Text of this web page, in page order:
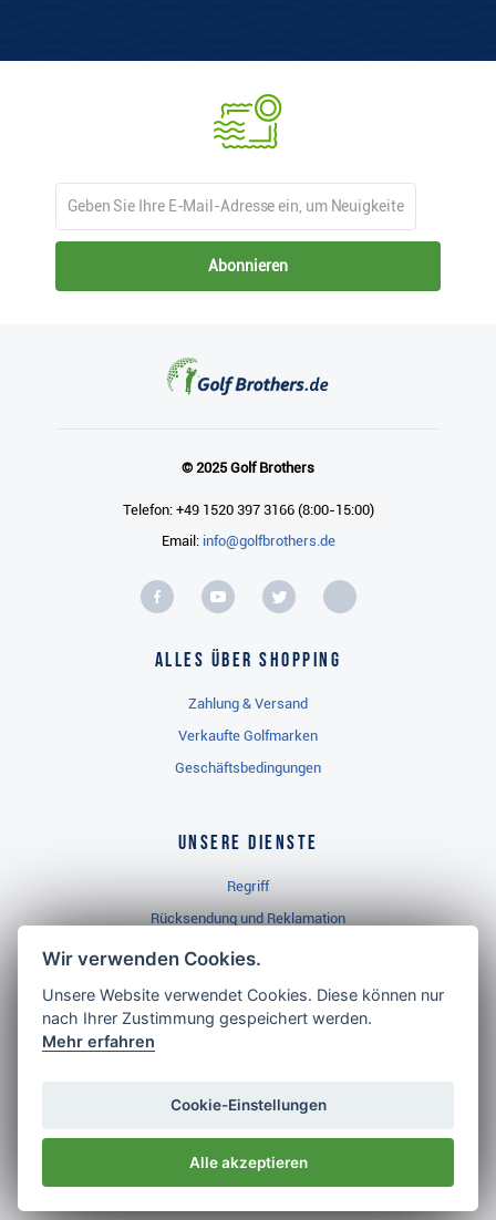
Abonnieren
© 2025 Golf Brothers
Telefon: +49 1520 397 3166 (8:00-15:00)
Email: info@golfbrothers.de
Alles über Shopping
Zahlung & Versand
Verkaufte Golfmarken
Geschäftsbedingungen
Unsere Dienste
Regriff
Rücksendung und Reklamation
Widerrufsbelehrung
Golf Brothers.de
Neuheiten
Impressum
Wir verwenden Cookies.
Unsere Website verwendet Cookies. Diese können nur
nach Ihrer Zustimmung gespeichert werden.
Mehr erfahren
Cookie-Einstellungen
Alle akzeptieren